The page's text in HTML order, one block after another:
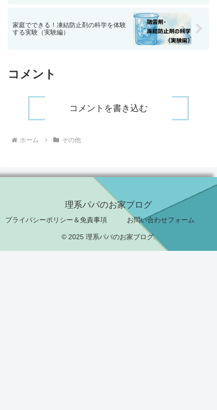
家庭でできる！凍結防止剤の科学を体験
する実験（実験編）
コメント
コメントを書き込む
ホーム その他
理系パパのお家ブログ
プライバシーポリシー＆免責事項 お問い合わせフォーム
© 2025 理系パパのお家ブログ.